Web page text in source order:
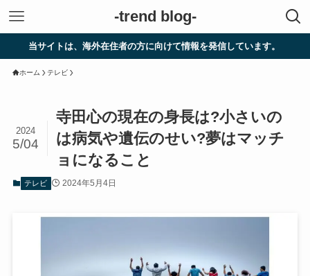
-trend blog-
は、海外在住者の方に向けて情報を発信しています。
ホーム テレビ
寺田心の現在の身長は?小さいの
は病気や遺伝のせい?夢はマッチ
ョになること
2024
5/04
テレビ 2024年5月4日